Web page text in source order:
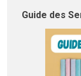
Guide des